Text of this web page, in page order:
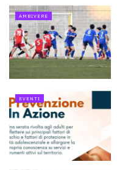
AMBIVERE
EVENTI